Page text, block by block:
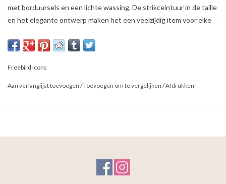
met borduursels en een lichte wassing. De strikceintuur in de taille
en het elegante ontwerp maken het een veelzijdig item voor elke
Kenmerken:
Blauwe denimkwaliteit met borduursels en lichte wassing
Freebird Icons
Aan verlanglijst toevoegen /Toevoegen om te vergelijken /Afdrukken